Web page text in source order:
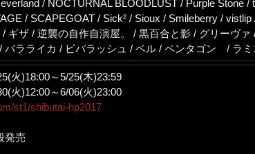
/ NOCTURNAL BLOODLUST / Purple Stone
/ SCAPEGOAT / Sick² / Sioux / Smileberry /
/ ギザ / 逆襲の自作自演屋。 / 黒百合と影 / グリーヴ
バラライカ / ビバラッシュ / ベル / ペンタゴン / ラ
火)18:00～5/25(木)23:59
火)12:00～6/06(火)23:00
st1/shibutai-hp2017
発売